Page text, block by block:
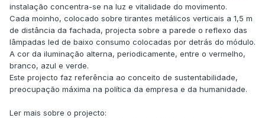
instalação concentra-se na luz e vitalidade do movimento.
Cada moinho, colocado sobre tirantes metálicos verticais a 1,5 m
de distância da fachada, projecta sobre a parede o reflexo das
lâmpadas led de baixo consumo colocadas por detrás do módulo.
A cor da iluminação alterna, periodicamente, entre o vermelho,
branco, azul e verde.
Este projecto faz referência ao conceito de sustentabilidade,
preocupação máxima na política da empresa e da humanidade.
Ler mais sobre o projecto: